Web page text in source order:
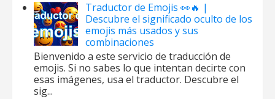
Traductor de Emojis 👀🔥 |
Descubre el significado oculto de los
emojis más usados y sus
combinaciones
Bienvenido a este servicio de traducción de
emojis. Si no sabes lo que intentan decirte con
esas imágenes, usa el traductor. Descubre el
sig...